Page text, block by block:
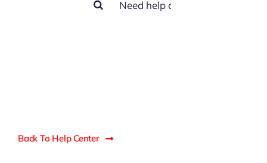
Back To Help Center